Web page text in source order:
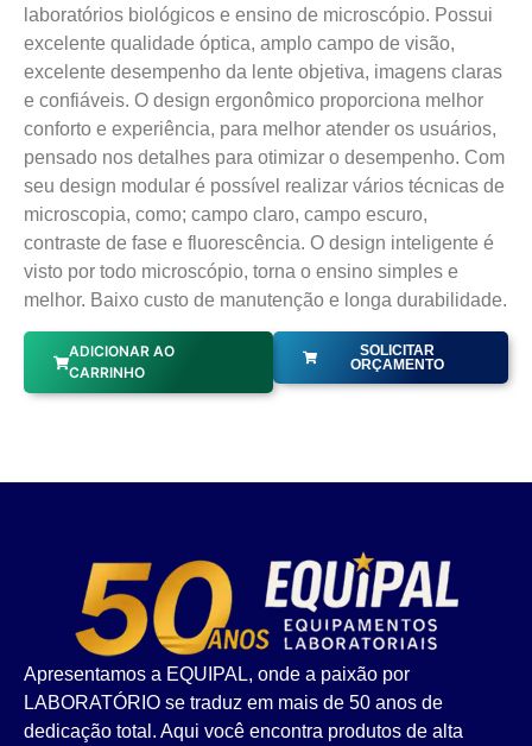
laboratórios biológicos e ensino de microscópio. Possui
excelente qualidade óptica, amplo campo de visão,
excelente desempenho da lente objetiva, imagens claras
e confiáveis. O design ergonômico proporciona melhor
conforto e experiência, para melhor atender os usuários,
pensado nos detalhes para otimizar o desempenho. Com
seu design modular é possível realizar vários técnicas de
microscopia, como; campo claro, campo escuro,
contraste de fase e fluorescência. O design inteligente é
visto por todo microscópio, torna o ensino simples e
melhor. Baixo custo de manutenção e longa durabilidade.
ADICIONAR AO
CARRINHO
SOLICITAR
ORÇAMENTO
Apresentamos a EQUIPAL, onde a paixão por
LABORATÓRIO se traduz em mais de 50 anos de
dedicação total. Aqui você encontra produtos de alta